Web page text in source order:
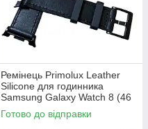
Ремінець Primolux Leather
Silicone для годинника
Samsung Galaxy Watch 8 (46
mm / 44 mm / 40 mm) - Black
Готово до відправки